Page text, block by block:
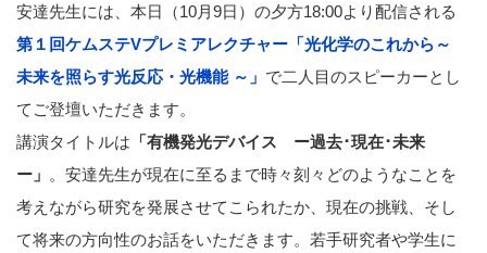
安達先生には、本日（10月9日）の夕方18:00より配信される
第１回ケムステVプレミアレクチャー「光化学のこれから～
未来を照らす光反応・光機能 ～」 で二人目のスピーカーとし
てご登壇いただきます。
講演タイトルは 「有機発光デバイス ー過去･現在･未来
ー」 。安達先生が現在に至るまで時々刻々どのようなことを
考えながら研究を発展させてこられたか、現在の挑戦、そし
て将来の方向性のお話をいただきます。若手研究者や学生に